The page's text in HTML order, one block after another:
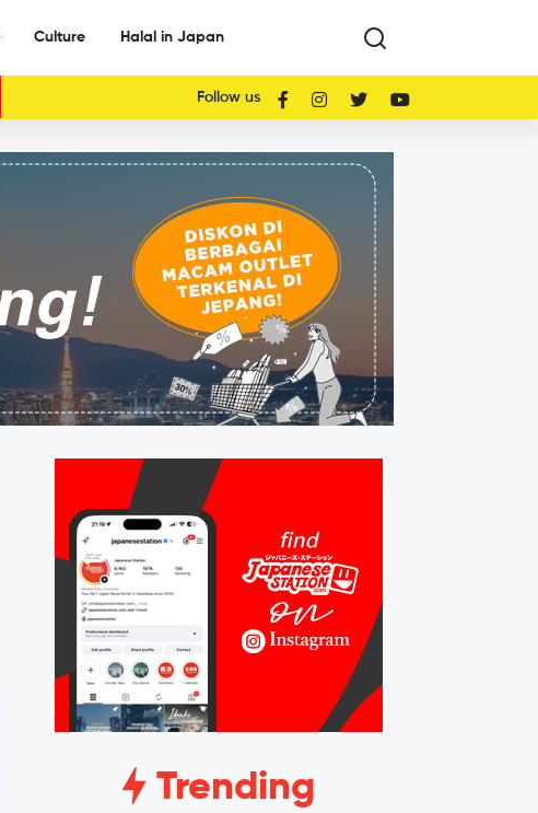
Culture Halal in Japan
Follow us
Trending